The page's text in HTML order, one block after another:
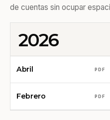
de cuentas sin ocupar
2026
Abril PDF
Febrero PDF